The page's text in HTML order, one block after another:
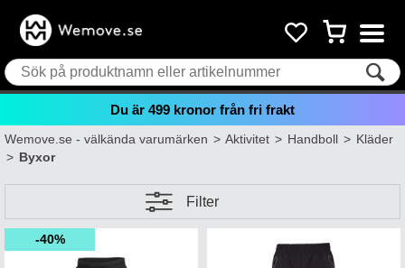
Du är 499 kronor från fri frakt
Wemove.se - välkända varumärken>Aktivitet>Handboll>Kläder
>Byxor
Filter
40%